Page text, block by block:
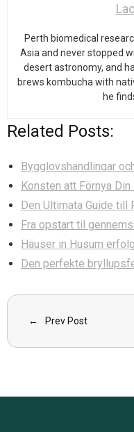
Perth biomedical
Asia and never stopped
desert astronomy, and
brews kombucha with
he
Related Posts:
Bygglovshandlingar
Konsten att Förnya Din
Den Ultimata Guide till
Fra opstart til
Häuser in Husum
Den perfekte
Prev Post